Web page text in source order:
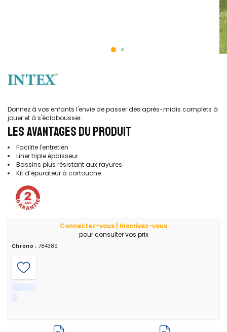
Donnez à vos enfants l'envie de passer des après-midis complets à
jouer et à s'éclabousser.
LES AVANTAGES DU PRODUIT
Facilite l'entretien
Liner triple épaisseur
Bassins plus résistant aux rayures
Kit d’épurateur à cartouche
Connectez-vous | Inscrivez-vous
pour consulter vos prix
Chrono : 784389